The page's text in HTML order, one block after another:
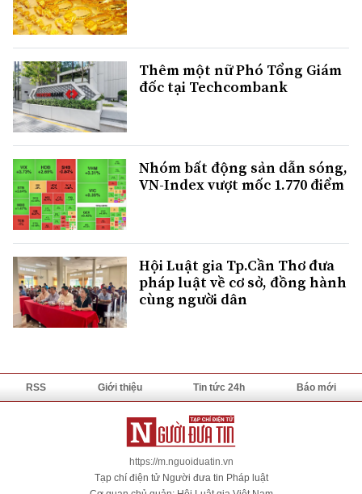
Thêm một nữ Phó Tổng Giám
đốc tại Techcombank
Nhóm bất động sản dẫn sóng,
VN-Index vượt mốc 1.770 điểm
Hội Luật gia Tp.Cần Thơ đưa
pháp luật về cơ sở, đồng hành
cùng người dân
RSS Giới thiệu Tin tức 24h Báo mới
https://m.nguoiduatin.vn
Tạp chí điện tử Người đưa tin Pháp luật